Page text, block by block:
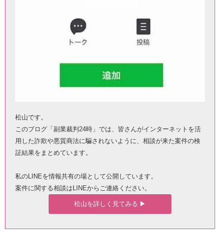
松山です。
このブログ「副業裁判24時」では、皆さんがインターネットを活
用した詐欺や悪質商法に騙されないように、相談が来た案件の検
証結果をまとめています。
私のLINEを情報共有の場として公開しています。
案件に関する相談はLINEからご連絡ください。
松山を詳しく見てみる ▶︎